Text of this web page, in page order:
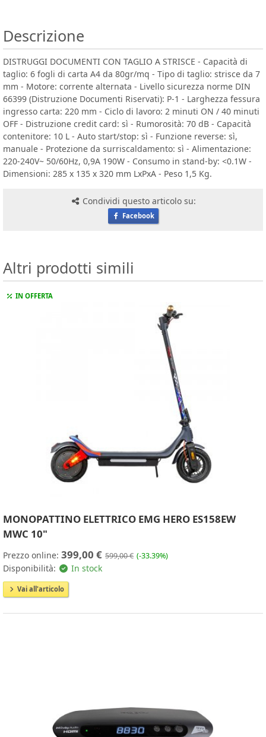
Descrizione
DISTRUGGI DOCUMENTI CON TAGLIO A STRISCE - Capacità di
taglio: 6 fogli di carta A4 da 80gr/mq - Tipo di taglio: strisce da 7
mm - Motore: corrente alternata - Livello sicurezza norme DIN
66399 (Distruzione Documenti Riservati): P-1 - Larghezza fessura
ingresso carta: 220 mm - Ciclo di lavoro: 2 minuti ON / 40 minuti
OFF - Distruzione credit card: sì - Rumorosità: 70 dB - Capacità
contenitore: 10 L - Auto start/stop: sì - Funzione reverse: sì,
manuale - Protezione da surriscaldamento: sì - Alimentazione:
220-240V~ 50/60Hz, 0,9A 190W - Consumo in stand-by: <0.1W -
Dimensioni: 285 x 135 x 320 mm LxPxA - Peso 1,5 Kg.
Condividi questo articolo su:
Facebook
Altri prodotti simili
IN OFFERTA
MONOPATTINO ELETTRICO EMG HERO ES158EW
MWC 10"
Prezzo online: 399,00 € 599,00 € (-33.39%)
Disponibilità: In stock
Vai all'articolo